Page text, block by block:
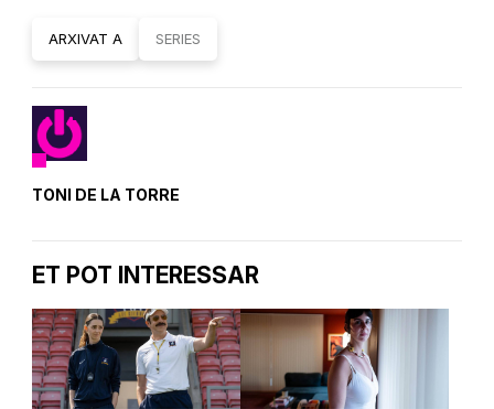
ARXIVAT A SERIES
TONI DE LA TORRE
ET POT INTERESSAR